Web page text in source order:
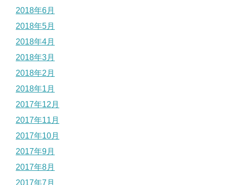
2018年6月
2018年5月
2018年4月
2018年3月
2018年2月
2018年1月
2017年12月
2017年11月
2017年10月
2017年9月
2017年8月
2017年7月